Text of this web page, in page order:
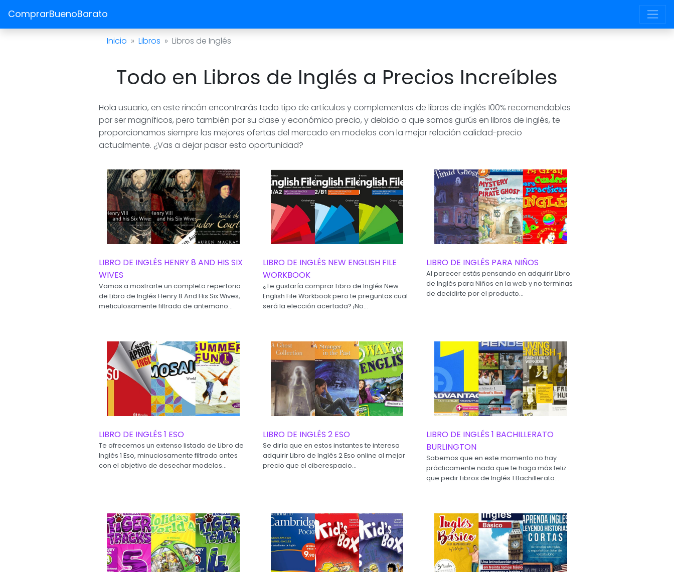
ComprarBuenoBarato
Inicio Libros Libros de Inglés
Todo en Libros de Inglés a Precios Increíbles
Hola usuario, en este rincón encontrarás todo tipo de artículos y complementos de libros de inglés 100% recomendables
por ser magníficos, pero también por su clase y económico precio, y debido a que somos gurús en libros de inglés, te
proporcionamos siempre las mejores ofertas del mercado en modelos con la mejor relación calidad-precio
actualmente. ¿Vas a dejar pasar esta oportunidad?
LIBRO DE INGLÉS HENRY 8 AND HIS SIX
WIVES
Vamos a mostrarte un completo repertorio
de Libro de Inglés Henry 8 And His Six Wives,
meticulosamente filtrado de antemano...
LIBRO DE INGLÉS NEW ENGLISH FILE
WORKBOOK
¿Te gustaría comprar Libro de Inglés New
English File Workbook pero te preguntas cual
será la elección acertada? ¡No...
LIBRO DE INGLÉS PARA NIÑOS
Al parecer estás pensando en adquirir Libro
de Inglés para Niños en la web y no terminas
de decidirte por el producto...
LIBRO DE INGLÉS 1 ESO
Te ofrecemos un extenso listado de Libro de
Inglés 1 Eso, minuciosamente filtrado antes
con el objetivo de desechar modelos...
LIBRO DE INGLÉS 2 ESO
Se diría que en estos instantes te interesa
adquirir Libro de Inglés 2 Eso online al mejor
precio que el ciberespacio...
LIBRO DE INGLÉS 1 BACHILLERATO
BURLINGTON
Sabemos que en este momento no hay
prácticamente nada que te haga más feliz
que pedir Libros de Inglés 1 Bachillerato...